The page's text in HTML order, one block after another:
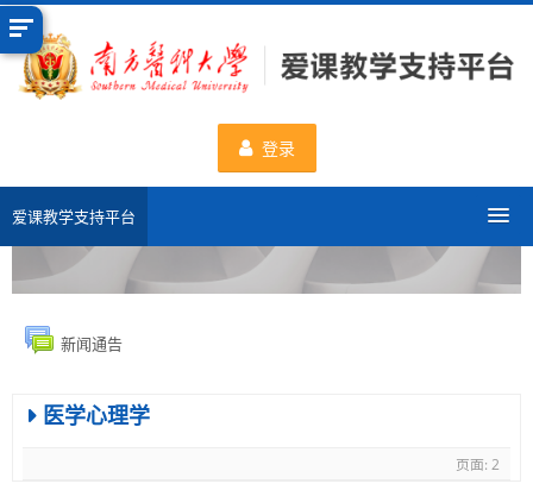
跳
到
登录
爱课教学支持平台
分类课程
申请新课程
数据统计
新闻通告
医学心理学
页面: 2